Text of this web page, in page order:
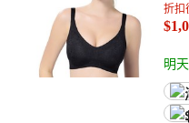
折扣
明